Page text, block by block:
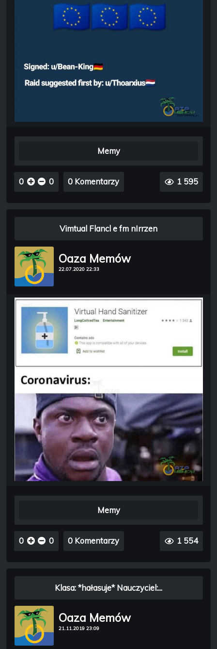
Memy
0 0 0 Komentarzy 1 595
Oaza Memów
22.07.2020 22:33
Vimtual Flancl e fm nIrrzen
Memy
0 0 0 Komentarzy 1 554
Oaza Memów
21.11.2019 23:09
Klasa: *hałasuje* Nauczyciel:...